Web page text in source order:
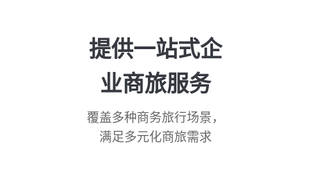
提供一站式企
业商旅服务
覆盖多种商务旅行场景，
满足多元化商旅需求